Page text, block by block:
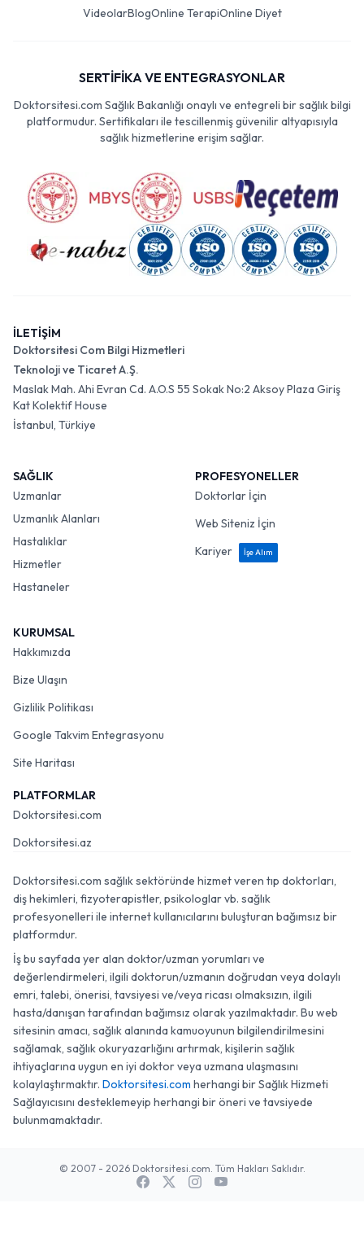
VideolarBlogOnline TerapiOnline Diyet
SERTİFİKA VE ENTEGRASYONLAR
Doktorsitesi.com Sağlık Bakanlığı onaylı ve entegreli bir sağlık bilgi
platformudur. Sertifikaları ile tescillenmiş güvenilir altyapısıyla
sağlık hizmetlerine erişim sağlar.
İLETİŞİM
Doktorsitesi Com Bilgi Hizmetleri
Teknoloji ve Ticaret A.Ş.
Maslak Mah. Ahi Evran Cd. A.O.S 55 Sokak No:2 Aksoy Plaza Giriş
Kat Kolektif House
İstanbul, Türkiye
SAĞLIK
Uzmanlar
Uzmanlık Alanları
Hastalıklar
Hizmetler
Hastaneler
PROFESYONELLER
Doktorlar İçin
Web Siteniz İçin
Kariyer
İşe Alım
KURUMSAL
Hakkımızda
Bize Ulaşın
Gizlilik Politikası
Google Takvim Entegrasyonu
Site Haritası
PLATFORMLAR
Doktorsitesi.com
Doktorsitesi.az
Doktorsitesi.com sağlık sektöründe hizmet veren tıp doktorları,
diş hekimleri, fizyoterapistler, psikologlar vb. sağlık
profesyonelleri ile internet kullanıcılarını buluşturan bağımsız bir
platformdur.
İş bu sayfada yer alan doktor/uzman yorumları ve
değerlendirmeleri, ilgili doktorun/uzmanın doğrudan veya dolaylı
emri, talebi, önerisi, tavsiyesi ve/veya ricası olmaksızın, ilgili
hasta/danışan tarafından bağımsız olarak yazılmaktadır. Bu web
sitesinin amacı, sağlık alanında kamuoyunun bilgilendirilmesini
sağlamak, sağlık okuryazarlığını artırmak, kişilerin sağlık
ihtiyaçlarına uygun en iyi doktor veya uzmana ulaşmasını
kolaylaştırmaktır. Doktorsitesi.com herhangi bir Sağlık Hizmeti
Sağlayıcısını desteklemeyip herhangi bir öneri ve tavsiyede
bulunmamaktadır.
© 2007 - 2026 Doktorsitesi.com. Tüm Hakları Saklıdır.